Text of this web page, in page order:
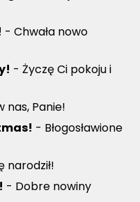
- Chwała nowo
- Życzę Ci pokoju i
nas, Panie!
- Błogosławione
narodził!
- Dobre nowiny